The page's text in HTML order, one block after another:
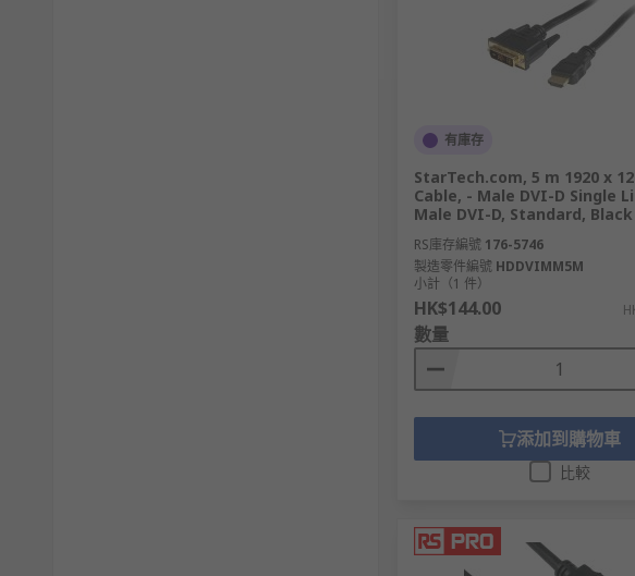
有庫存
StarTech.com, 5 m 1920 x
Cable, - Male DVI-D Single
Male DVI-D, Standard, Black
RS庫存編號 176-5746
製造零件編號 HDDVIMM5M
小計（1 件）
HK$144.00
數量
添加到購物車
比較